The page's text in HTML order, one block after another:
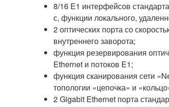
8/16 E1 интерфейсов
с, функции локального,
2 оптических порта со
внутреннего заворота;
функция резервирования
Ethernet и потоков E1;
функция сканирования сети
топологии «цепочка» и
2 Gigabit Ethernet порта